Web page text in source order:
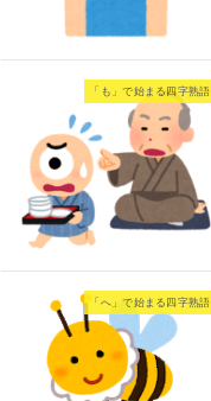
「も」で始まる四字熟語
「へ」で始まる四字熟語